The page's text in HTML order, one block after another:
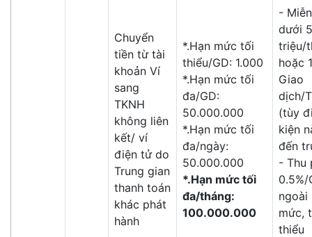
Chuyển
tiền từ tài
khoản Ví
sang
TKNH
không liên
kết/ ví
điện tử do
Trung gian
thanh toán
khác phát
hành
*.Hạn mức tối
thiểu/GD: 1.000
*.Hạn mức tối
đa/GD:
50.000.000
*.Hạn mức tối
đa/ngày:
50.000.000
*.Hạn mức tối
đa/tháng:
100.000.000
-
dưới
triệu/
hoặc
Giao
dịch/
(tùy
kiện
đến
- Thu
0.5%/
ngoài
mức,
thiểu